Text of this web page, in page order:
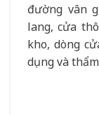
đường vân
lang, cửa
kho, dòng
dụng và